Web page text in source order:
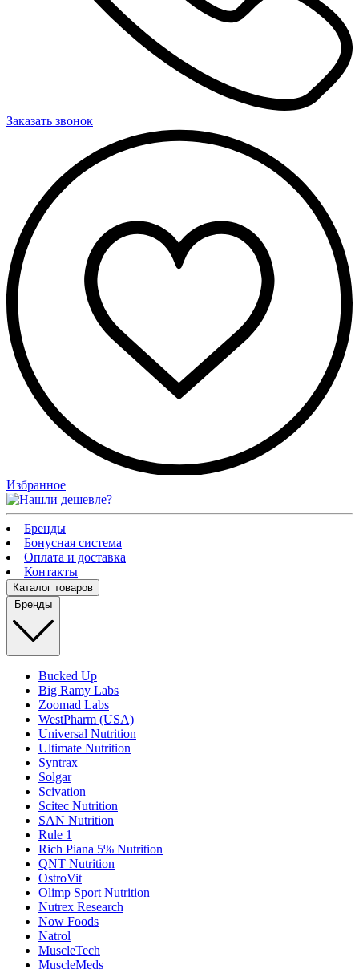
Заказать звонок
Избранное
Бренды
Бонусная система
Оплата и доставка
Контакты
Каталог товаров
Бренды
Bucked Up
Big Ramy Labs
Zoomad Labs
WestPharm (USA)
Universal Nutrition
Ultimate Nutrition
Syntrax
Solgar
Scivation
Scitec Nutrition
SAN Nutrition
Rule 1
Rich Piana 5% Nutrition
QNT Nutrition
OstroVit
Olimp Sport Nutrition
Nutrex Research
Now Foods
Natrol
MuscleTech
MuscleMeds